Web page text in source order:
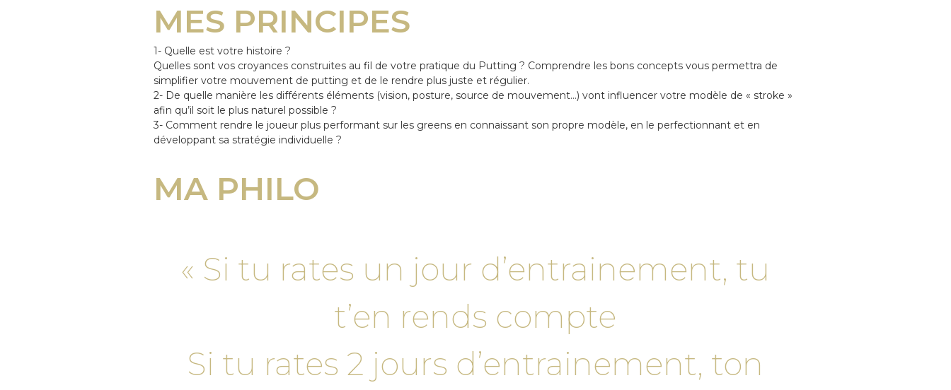
MES PRINCIPES
1- Quelle est votre histoire ?
Quelles sont vos croyances construites au fil de votre pratique du Putting ? Comprendre les bons concepts vous permettra de
simplifier votre mouvement de putting et de le rendre plus juste et régulier.
2- De quelle manière les différents éléments (vision, posture, source de mouvement…) vont influencer votre modèle de « stroke »
afin qu’il soit le plus naturel possible ?
3- Comment rendre le joueur plus performant sur les greens en connaissant son propre modèle, en le perfectionnant et en
développant sa stratégie individuelle ?
MA PHILO
« Si tu rates un jour d’entrainement, tu
t’en rends compte
Si tu rates 2 jours d’entrainement, ton